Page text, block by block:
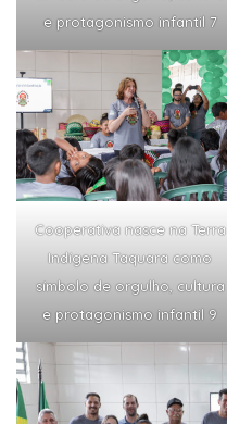
e protagonismo infantil 7
Cooperativa nasce na Terra
Indígena Taquara como
símbolo de orgulho, cultura
e protagonismo infantil 9